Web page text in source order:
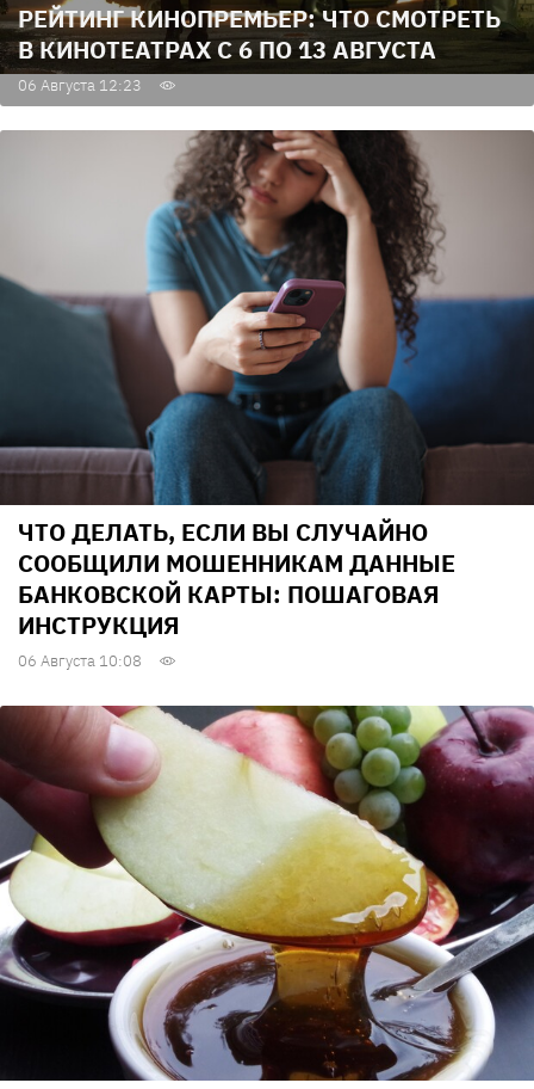
РЕЙТИНГ КИНОПРЕМЬЕР: ЧТО СМОТРЕТЬ
В КИНОТЕАТРАХ С 6 ПО 13 АВГУСТА
06 Августа 12:23
ЧТО ДЕЛАТЬ, ЕСЛИ ВЫ СЛУЧАЙНО
СООБЩИЛИ МОШЕННИКАМ ДАННЫЕ
БАНКОВСКОЙ КАРТЫ: ПОШАГОВАЯ
ИНСТРУКЦИЯ
06 Августа 10:08